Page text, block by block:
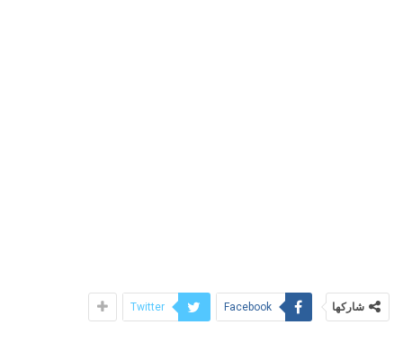
شاركها Facebook
Twitter